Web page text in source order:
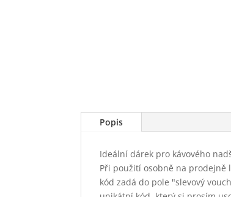
Popis
Ideální dárek pro kávového
Při použití osobně na prodejně
kód zadá do pole "slevový